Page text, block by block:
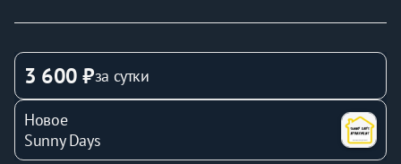
⭐Возможность проживания до 4-х человек. Идеально
друзьями.
⭐Отличное расположение для любых целей. Тихий и
спокойный район идеально подойдет как для
отдыха, так и для деловой поездки.
3 600 ₽за сутки
Новое
Sunny Days